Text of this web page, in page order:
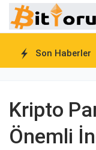
Son Haberler
Kripto
Önemli